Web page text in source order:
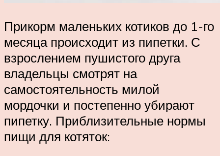
Прикорм маленьких котиков до 1-го
месяца происходит из пипетки. С
взрослением пушистого друга
владельцы смотрят на
самостоятельность милой
мордочки и постепенно убирают
пипетку. Приблизительные нормы
пищи для котяток: